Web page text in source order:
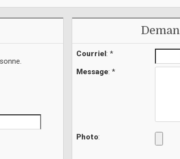
Courriel: *
Message: *
Photo: